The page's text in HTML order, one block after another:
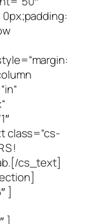
0px;padding:
class=“cs-
[/cs_text]
]
]